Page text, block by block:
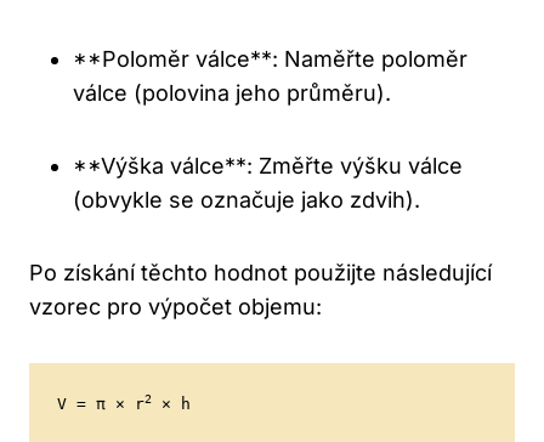
**Poloměr válce**: Naměřte poloměr
válce ⁢(polovina jeho průměru).
**Výška válce**: Změřte⁤ výšku válce
(obvykle se označuje jako zdvih).
Po získání těchto hodnot použijte následující
vzorec pro výpočet objemu:
V = π × r2 × h